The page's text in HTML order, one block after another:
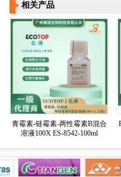
相关产品
青霉素-链霉素-两性霉素B混合
溶液100X ES-8542-100ml